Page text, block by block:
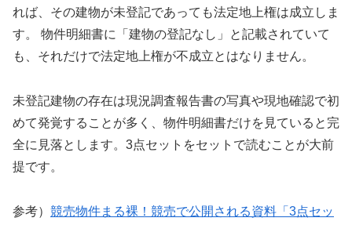
れば、その建物が未登記であっても法定地上権は成立しま
す。 物件明細書に「建物の登記なし」と記載されていて
も、それだけで法定地上権が不成立とはなりません。
未登記建物の存在は現況調査報告書の写真や現地確認で初
めて発覚することが多く、物件明細書だけを見ていると完
全に見落とします。3点セットをセットで読むことが大前
提です。
参考） 競売物件まる裸！競売で公開される資料「3点セッ